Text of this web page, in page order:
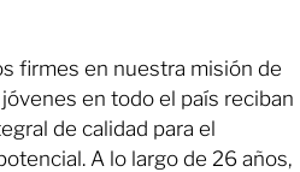
firmes en nuestra misión de
en todo el país reciban
de calidad para el
A lo largo de 26 años,